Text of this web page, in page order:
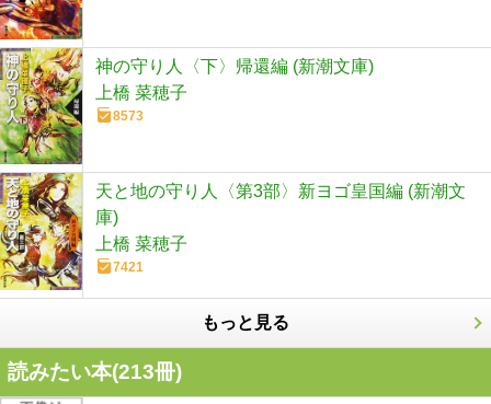
神の守り人〈下〉帰還編 (新潮文庫)
上橋 菜穂子
8573
天と地の守り人〈第3部〉新ヨゴ皇国編 (新潮文
庫)
上橋 菜穂子
7421
もっと見る
読みたい本(213冊)